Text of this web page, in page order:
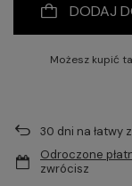
DODAJ
Możesz kupić
30 dni na łatwy
Odroczone
zwrócisz